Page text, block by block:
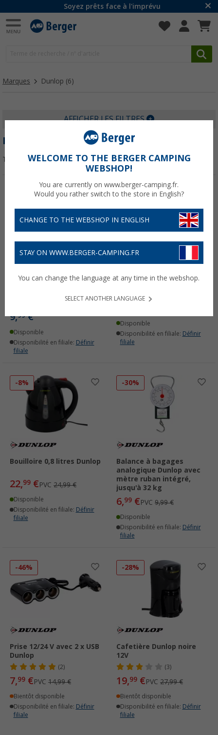
Soyez prêts face à l'imprévu
Marques Dunlop (6)
AFFICHER LES FILTRES
DUNLOP
Trier par :
Dunlop Sangles à
bagages élastiques Set
9,99€
Disponible
Disponibilité en filiale: Définir
filiale
-5%
Pompe à air pour vélo
Dunlop
Disponible
Disponibilité en filiale: Définir
filiale
-8%
Bouilloire 0,8 litres Dunlop
22,99 €PVC 24,99 €
Disponible
Disponibilité en filiale: Définir
filiale
-30%
Balance à bagages
analogique Dunlop avec
mètre ruban intégré,
jusqu'à 32 kg
6,99 €PVC 9,99 €
Disponible
Disponibilité en filiale: Définir
filiale
-46%
Prise 12/24 V avec 2 x USB
Dunlop
(2)
7,99 €PVC 14,99 €
Bientôt disponible
Disponibilité en filiale: Définir
filiale
-28%
Cafetière Dunlop noire
12V
(3)
19,99 €PVC 27,99 €
Bientôt disponible
Disponibilité en filiale: Définir
filiale
WELCOME TO THE BERGER CAMPING
WEBSHOP!
You are currently on www.berger-camping.fr.
Would you rather switch to the store in English?
CHANGE TO THE WEBSHOP IN ENGLISH
STAY ON WWW.BERGER-CAMPING.FR
You can change the language at any time in the webshop.
SELECT ANOTHER LANGUAGE